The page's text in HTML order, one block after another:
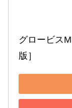
グロービス
版］